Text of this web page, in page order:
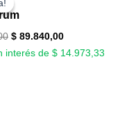
original
era:
$ 140.000,00.
$ 89.840,00$ 89.840,00.
interés de $ 14.973,33